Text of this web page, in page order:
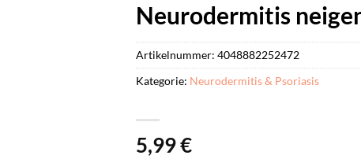
Neurodermitis
5,99€
Artikelnummer: 4048882252472
Kategorie: Neurodermitis & Psoriasis